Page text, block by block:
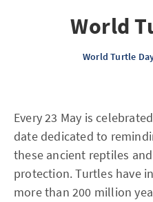
World
World Turtle
Every 23 May is
date dedicated to
these ancient reptiles
protection. Turtles have
more than 200 million